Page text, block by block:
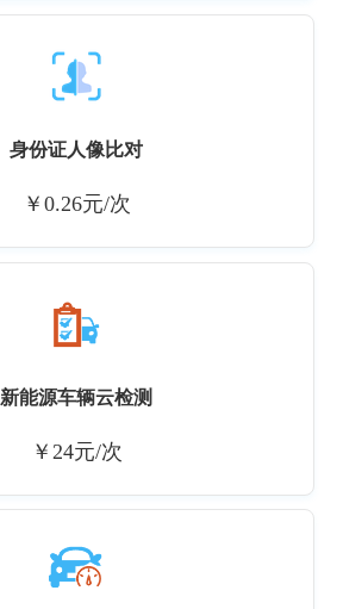
身份证人像比对
￥0.26元/次
新能源车辆云检测
￥24元/次